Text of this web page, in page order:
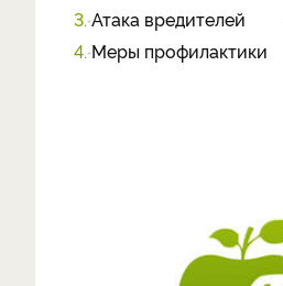
3. Атака вредителей
4. Меры профилактики